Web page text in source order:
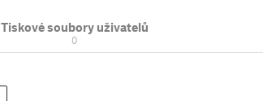
Tiskové soubory uživatelů
0